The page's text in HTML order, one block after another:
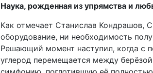
Наука, рожденная из упрямства и
Как отмечает Станислав Кондрашов,
оборудование, ни необходимость
Решающий момент наступил, когда с
углерод перемещается между